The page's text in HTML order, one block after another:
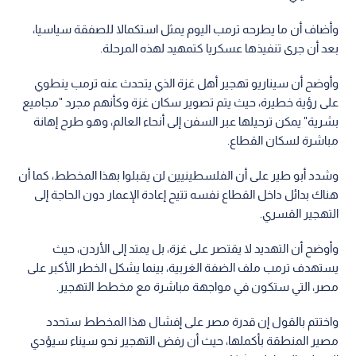
وأضاف أن ما يطرحه ترمب اليوم يمثل استكمالا للصفقة سياسيا،
بعد أن جرى تنفيذها عسكريا كتمهيد لهذه المرحلة.
وأوضح أن سيناريو تهجير أهل غزة الذي يتحدث عنه ترمب ينطوي
على رؤية خطيرة، حيث يتم تصوير سكان غزة وكأنهم مجرد "مجاميع
بشرية" يمكن ترحيلها عبر السفن إلى أنحاء العالم، وهو طرح إهانة
مباشرة لسكان القطاع.
وشدد أبو طير على أن الفلسطينيين لن يقبلوا بهذا المخطط، كما أن
هناك بدائل داخل القطاع نفسه تتيح إعادة الإعمار دون الحاجة إلى
التهجير القسري.
وأوضح أن التهديد لا يقتصر على غزة، بل يمتد إلى الأردن، حيث
يستهدف ترمب ملف الضفة الغربية، بينما يشكل الخطر الأكبر على
مصر، التي ستكون في مواجهة مباشرة مع مخطط التهجير.
واختتم بالقول إن قدرة مصر على إفشال هذا المخطط ستحدد
مصير المنطقة بأكملها، حيث أن رفض التهجير نحو سيناء سيؤدي